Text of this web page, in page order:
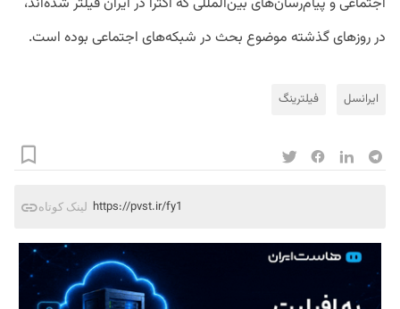
در روزهای گذشته موضوع بحث در شبکه‌های اجتماعی بوده است.
ایرانسل فیلترینگ
لینک کوتاه https://pvst.ir/fy1